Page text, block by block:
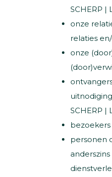
SCHERP |
onze
relaties
onze
SCHERP |
personen